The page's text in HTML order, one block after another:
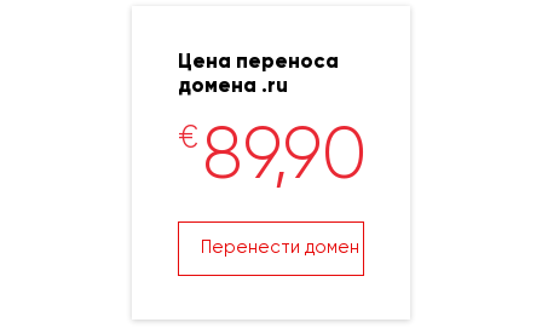
Цена переноса
домена .ru
€ 89,90
Перенести домен